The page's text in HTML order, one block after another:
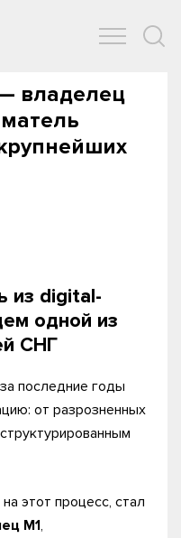
владелец
из digital-
одной из
СНГ
последние годы
от разрозненных
этот процесс, стал
M1,